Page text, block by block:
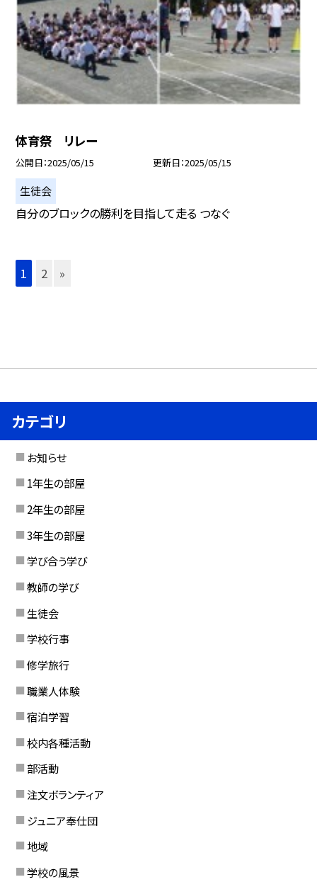
体育祭 リレー
公開日 2025/05/15 更新日 2025/05/15
生徒会
自分のブロックの勝利を目指して走る つなぐ
1 2 »
カテゴリ
お知らせ
1年生の部屋
2年生の部屋
3年生の部屋
学び合う学び
教師の学び
生徒会
学校行事
修学旅行
職業人体験
宿泊学習
校内各種活動
部活動
注文ボランティア
ジュニア奉仕団
地域
学校の風景